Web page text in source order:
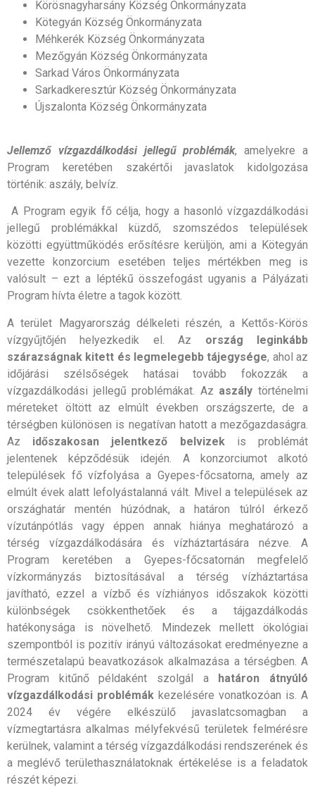
Körösnagyharsány Község Önkormányzata
Kötegyán Község Önkormányzata
Méhkerék Község Önkormányzata
Mezőgyán Község Önkormányzata
Sarkad Város Önkormányzata
Sarkadkeresztúr Község Önkormányzata
Újszalonta Község Önkormányzata
Jellemző vízgazdálkodási jellegű problémák, amelyekre a
Program keretében szakértői javaslatok kidolgozása
történik: aszály, belvíz.
A Program egyik fő célja, hogy a hasonló vízgazdálkodási
jellegű problémákkal küzdő, szomszédos települések
közötti együttműködés erősítésre kerüljön, ami a Kötegyán
vezette konzorcium esetében teljes mértékben meg is
valósult – ezt a léptékű összefogást ugyanis a Pályázati
Program hívta életre a tagok között.
A terület Magyarország délkeleti részén, a Kettős-Körös
vízgyűjtőjén helyezkedik el. Az ország leginkább
szárazságnak kitett és legmelegebb tájegysége, ahol az
időjárási szélsőségek hatásai tovább fokozzák a
vízgazdálkodási jellegű problémákat. Az aszály történelmi
méreteket öltött az elmúlt években országszerte, de a
térségben különösen is negatívan hatott a mezőgazdaságra.
Az időszakosan jelentkező belvizekis problémát
jelentenek képződésük idején. A konzorciumot alkotó
települések fő vízfolyása a Gyepes-főcsatorna, amely az
elmúlt évek alatt lefolyástalanná vált. Mivel a települések az
országhatár mentén húzódnak, a határon túlról érkező
vízutánpótlás vagy éppen annak hiánya meghatározó a
térség vízgazdálkodására és vízháztartására nézve. A
Program keretében a Gyepes-főcsatornán megfelelő
vízkormányzás biztosításával a térség vízháztartása
javítható, ezzel a vízbő és vízhiányos időszakok közötti
különbségek csökkenthetőek és a tájgazdálkodás
hatékonysága is növelhető. Mindezek mellett ökológiai
szempontból is pozitív irányú változásokat eredményezne a
természetalapú beavatkozások alkalmazása a térségben. A
Program kitűnő példaként szolgál a határon átnyúló
vízgazdálkodási problémák kezelésére vonatkozóan is. A
2024 év végére elkészülő javaslatcsomagban a
vízmegtartásra alkalmas mélyfekvésű területek felmérésre
kerülnek, valamint a térség vízgazdálkodási rendszerének és
a meglévő területhasználatoknak értékelése is a feladatok
részét képezi.